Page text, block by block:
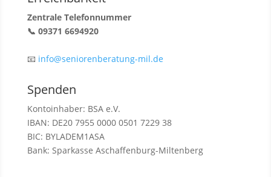
Zentrale Telefonnummer
📞 09371 6694920
📧 info@seniorenberatung-mil.de
Spenden
Kontoinhaber: BSA e.V.
IBAN: DE20 7955 0000 0501 7229 38
BIC: BYLADEM1ASA
Bank: Sparkasse Aschaffenburg-Miltenberg